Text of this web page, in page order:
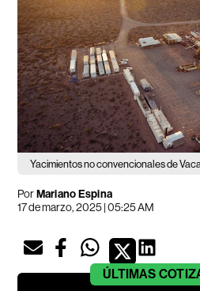
Yacimientos no convencionales de
PorMariano Espina
17 de marzo, 2025 | 05:25 AM
ÚLTIMAS